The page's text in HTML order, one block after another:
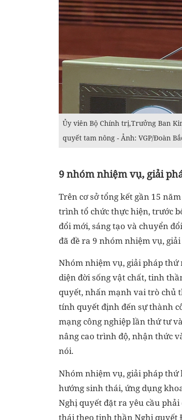
Ủy viên Bộ Chính trị,Trưởng Ban
quyết tam nông - Ảnh: VGP/Đoàn
9 nhóm nhiệm vụ, giải
Trên cơ sở tổng kết gần 15
trình tổ chức thực hiện, trước
đổi mới, sáng tạo và chuyển
đã đề ra 9 nhóm nhiệm vụ,
Nhóm nhiệm vụ, giải pháp thứ
diện đời sống vật chất, tinh
quyết, nhấn mạnh vai trò chủ
tính quyết định đến sự thành
mạng công nghiệp lần thứ tư
nâng cao trình độ, nhận thức
nói.
Nhóm nhiệm vụ, giải pháp thứ
hướng sinh thái, ứng dụng
Nghị quyết đặt ra yêu cầu
thái theo tinh thần Nghị quyết